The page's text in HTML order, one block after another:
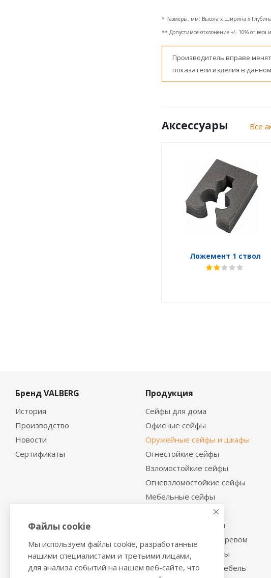
* Размеры, мм: Высота x Ширина x
** Допустимое отклонение +/- 10% от веса
Производитель вправе
показатели изделия в
Аксессуары Все
Ложемент 1 ствол
Бренд VALBERG
История
Производство
Новости
Сертификаты
Продукция
Сейфы для дома
Офисные сейфы
Оружейные сейфы и шкафы
Огнестойкие сейфы
Взломостойкие сейфы
Огневзломостойкие сейфы
Мебельные сейфы
Депозитные сейфы
Встраиваемые сейфы
Сейфы с отделкой деревом
Металлические шкафы
Производственная мебель
Файлы cookie
Мы используем файлы cookie, разработанные
нашими специалистами и третьими лицами,
для анализа событий на нашем веб-сайте, что